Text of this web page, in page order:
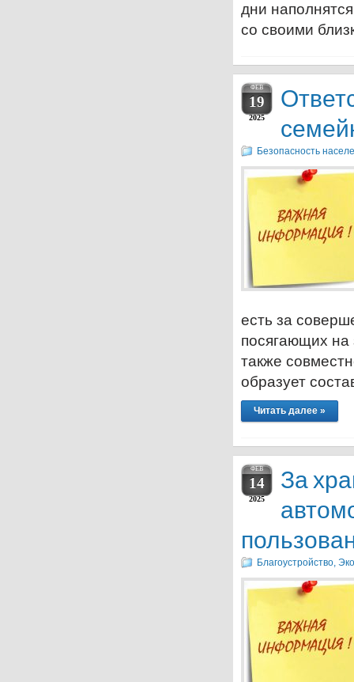
дни
со своими
ФЕВ
19
2025
Безопасность
есть за
посягающих на
также
образует
Читать далее »
ФЕВ
14
2025
За
Благоустройство,